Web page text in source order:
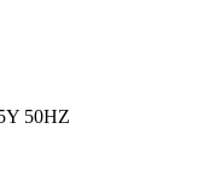
50HZ